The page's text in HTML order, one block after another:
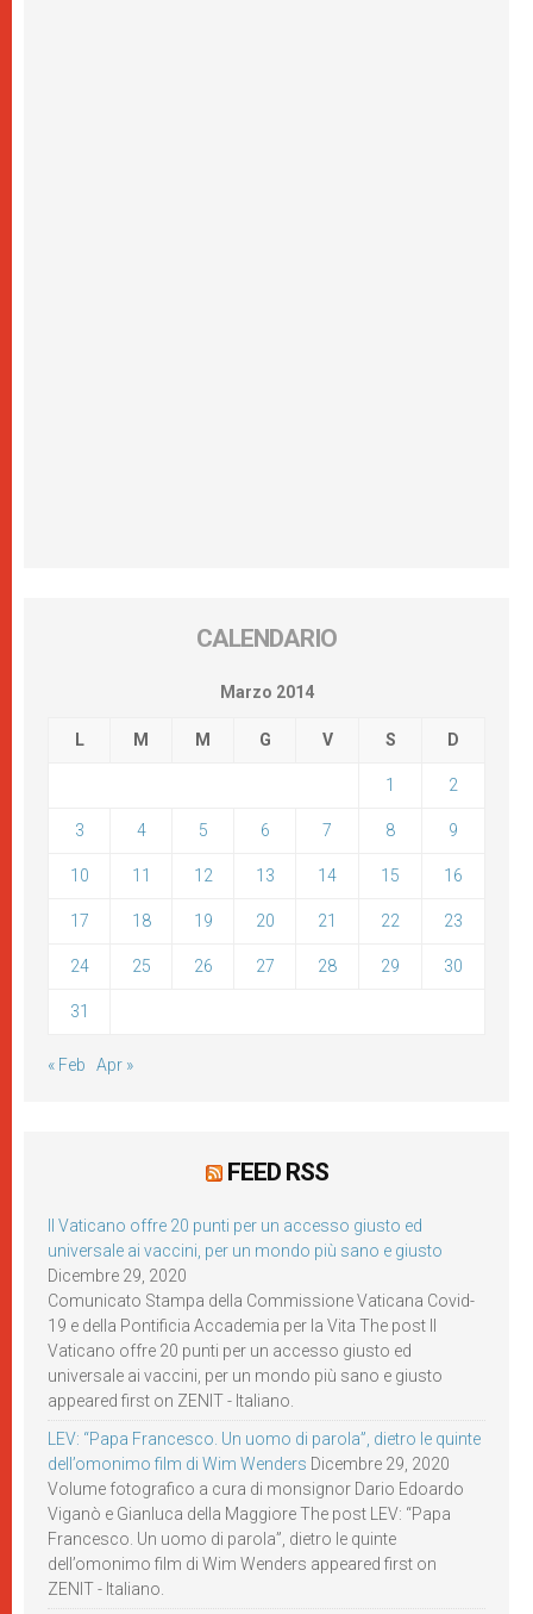
CALENDARIO
Marzo 2014
L M M G V S D
1 2
3 4 5 6 7 8 9
10 11 12 13 14 15 16
17 18 19 20 21 22 23
24 25 26 27 28 29 30
31
« Feb Apr »
FEED RSS
Il Vaticano offre 20 punti per un accesso giusto ed
universale ai vaccini, per un mondo più sano e giusto
Dicembre 29, 2020
Comunicato Stampa della Commissione Vaticana Covid-
19 e della Pontificia Accademia per la Vita The post Il
Vaticano offre 20 punti per un accesso giusto ed
universale ai vaccini, per un mondo più sano e giusto
appeared first on ZENIT - Italiano.
LEV: “Papa Francesco. Un uomo di parola”, dietro le quinte
dell’omonimo film di Wim Wenders Dicembre 29, 2020
Volume fotografico a cura di monsignor Dario Edoardo
Viganò e Gianluca della Maggiore The post LEV: “Papa
Francesco. Un uomo di parola”, dietro le quinte
dell’omonimo film di Wim Wenders appeared first on
ZENIT - Italiano.